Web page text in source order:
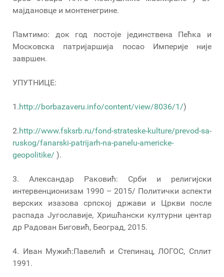
мајдановце и монтенегрине.
Памтимо: док год постоје јединствена Пећка и
Московска патријаршија посао Империје није
завршен.
УПУТНИЦЕ:
1.http://borbazaveru.info/content/view/8036/1/)
2.http://www.fsksrb.ru/fond-strateske-kulture/prevod-sa-
ruskog/fanarski-patrijarh-na-panelu-americke-
geopolitike/ ).
3. Александар Раковић: Срби и религијски
интервенционизам 1990 – 2015/ Политички аспекти
верских изазова српској држави и Цркви после
распада Југославије, Хришћански културни центар
др Радован Биговић, Београд, 2015.
4. Иван Мужић:Павелић и Степинац, ЛОГОС, Сплит
1991.